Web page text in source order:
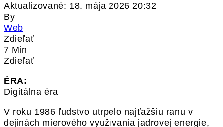
Aktualizované: 18. mája 2026 20:32
By
Web
Zdieľať
7 Min
Zdieľať
ÉRA:
Digitálna éra
V roku 1986 ľudstvo utrpelo najťažšiu ranu v
dejinách mierového využívania jadrovej energie,